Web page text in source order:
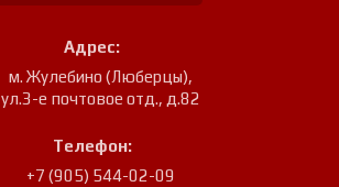
Адрес:
м. Жулебино (Люберцы),
ул.3-е почтовое отд., д.82
Телефон:
+7 (905) 544-02-09